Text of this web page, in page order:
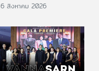
6 สิงหาคม 2026